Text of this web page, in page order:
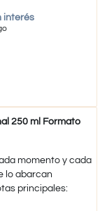
interés
250 ml Formato
momento y cada
lo abarcan
principales: